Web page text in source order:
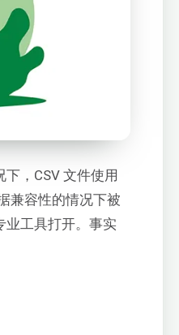
，CSV 文件使用
兼容性的情况下被
业工具打开。事实